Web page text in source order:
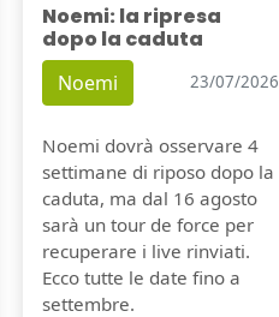
Noemi: la ripresa
dopo la caduta
Noemi 23/07/2026
Noemi dovrà osservare 4
settimane di riposo dopo la
caduta, ma dal 16 agosto
sarà un tour de force per
recuperare i live rinviati.
Ecco tutte le date fino a
settembre.